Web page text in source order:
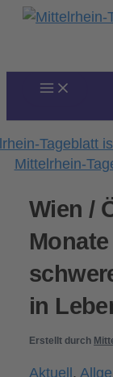
Zum
Wien /
in
Erstellt durch
Aktuell,